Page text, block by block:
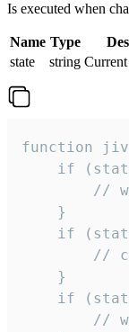
Is executed when
Name Type
state
string
function
if
//
    }
if
//
    }
if
//